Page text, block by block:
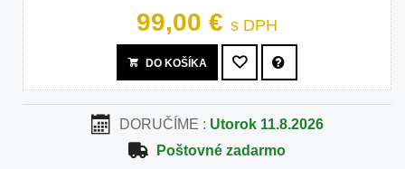
99,00 € s DPH
DO KOŠÍKA
DORUČÍME : Utorok 11.8.2026
Poštovné zadarmo